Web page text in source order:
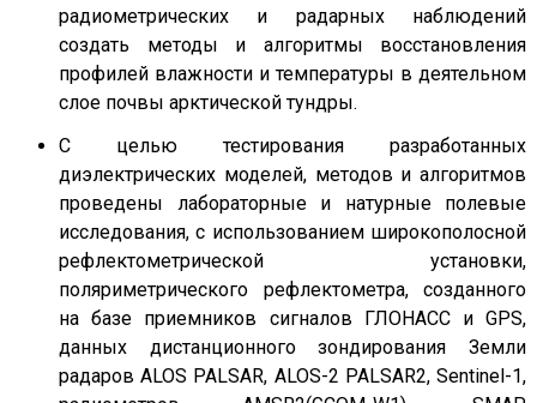
радиометрических и радарных наблюдений
создать методы и алгоритмы восстановления
профилей влажности и температуры в деятельном
слое почвы арктической тундры.
С целью тестирования разработанных
диэлектрических моделей, методов и алгоритмов
проведены лабораторные и натурные полевые
исследования, с использованием широкополосной
рефлектометрической установки,
поляриметрического рефлектометра, созданного
на базе приемников сигналов ГЛОНАСС и GPS,
данных дистанционного зондирования Земли
радаров ALOS PALSAR, ALOS-2 PALSAR2, Sentinel-1,